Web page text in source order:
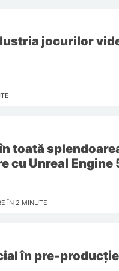
jocurilor
toată
cu Unreal Engine
ÎN 2 MINUTE
în pre-